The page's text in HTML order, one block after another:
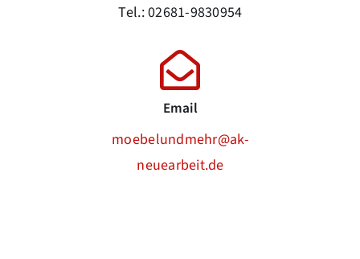
Tel.: 02681-9830954
Email
moebelundmehr@ak-
neuearbeit.de